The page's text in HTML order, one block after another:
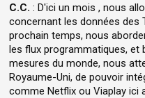
C.C. : D'ici un mois , nous
concernant les données des
prochain temps, nous
les flux programmatiques, et
mesures du monde, nous
Royaume-Uni, de pouvoir
comme Netflix ou Viaplay ici